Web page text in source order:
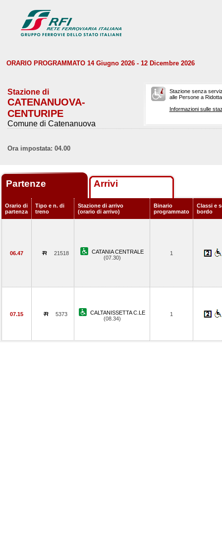
ORARIO PROGRAMMATO 14 Giugno 2026 - 12 Dicembre 2026
Stazione di
CATENANUOVA-
CENTURIPE
Comune di Catenanuova
Stazione senza
alle Persone a
Informazioni sulle
Ora impostata: 04.00
Partenze Arrivi
Orario di
partenza
Tipo e n. di
treno
Stazione di arrivo
(orario di arrivo)
Binario
programmato
Classi e
bordo
06.47 21518
CATANIA CENTRALE
(07.30)
1
07.15 5373
CALTANISSETTA C.LE
(08.34)
1